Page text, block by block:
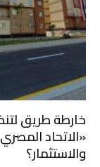
خارطة طريق
«الاتحاد
والاستثمار؟